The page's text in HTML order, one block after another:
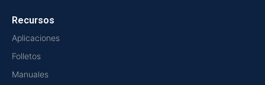
Recursos
Aplicaciones
Folletos
Manuales